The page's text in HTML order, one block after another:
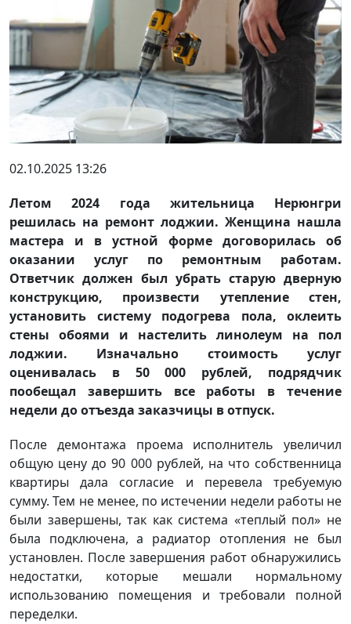
02.10.2025 13:26
Летом 2024 года жительница Нерюнгри
решилась на ремонт лоджии. Женщина нашла
мастера и в устной форме договорилась об
оказании услуг по ремонтным работам.
Ответчик должен был убрать старую дверную
конструкцию, произвести утепление стен,
установить систему подогрева пола, оклеить
стены обоями и настелить линолеум на пол
лоджии. Изначально стоимость услуг
оценивалась в 50 000 рублей, подрядчик
пообещал завершить все работы в течение
недели до отъезда заказчицы в отпуск.
После демонтажа проема исполнитель увеличил
общую цену до 90 000 рублей, на что собственница
квартиры дала согласие и перевела требуемую
сумму. Тем не менее, по истечении недели работы не
были завершены, так как система «теплый пол» не
была подключена, а радиатор отопления не был
установлен. После завершения работ обнаружились
недостатки, которые мешали нормальному
использованию помещения и требовали полной
переделки.